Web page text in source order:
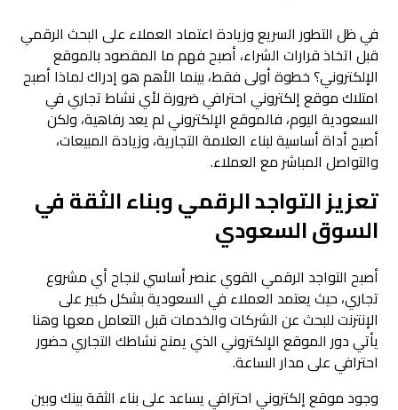
في ظل التطور السريع وزيادة اعتماد العملاء على البحث الرقمي
قبل اتخاذ قرارات الشراء، أصبح فهم ما المقصود بالموقع
الإلكتروني؟ خطوة أولى فقط، بينما الأهم هو إدراك لماذا أصبح
امتلاك موقع إلكتروني احترافي ضرورة لأي نشاط تجاري في
السعودية اليوم، فالموقع الإلكتروني لم يعد رفاهية، ولكن
أصبح أداة أساسية لبناء العلامة التجارية، وزيادة المبيعات،
والتواصل المباشر مع العملاء.
تعزيز التواجد الرقمي وبناء الثقة في
السوق السعودي
أصبح التواجد الرقمي القوي عنصر أساسي لنجاح أي مشروع
تجاري، حيث يعتمد العملاء في السعودية بشكل كبير على
الإنترنت للبحث عن الشركات والخدمات قبل التعامل معها وهنا
يأتي دور الموقع الإلكتروني الذي يمنح نشاطك التجاري حضور
احترافي على مدار الساعة.
وجود موقع إلكتروني احترافي يساعد على بناء الثقة بينك وبين